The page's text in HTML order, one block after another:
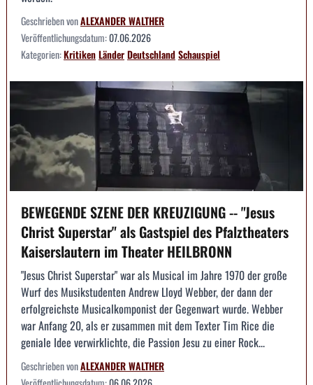
Geschrieben vonALEXANDER WALTHER
Veröffentlichungsdatum:07.06.2026
Kategorien:KritikenLänderDeutschlandSchauspiel
BEWEGENDE SZENE DER KREUZIGUNG -- "Jesus
Christ Superstar" als Gastspiel des Pfalztheaters
Kaiserslautern im Theater HEILBRONN
"Jesus Christ Superstar" war als Musical im Jahre 1970 der große
Wurf des Musikstudenten Andrew Lloyd Webber, der dann der
erfolgreichste Musicalkomponist der Gegenwart wurde. Webber
war Anfang 20, als er zusammen mit dem Texter Tim Rice die
geniale Idee verwirklichte, die Passion Jesu zu einer Rock...
Geschrieben vonALEXANDER WALTHER